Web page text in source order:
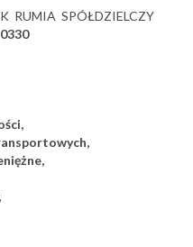
RUMIA SPÓŁDZIELCZY